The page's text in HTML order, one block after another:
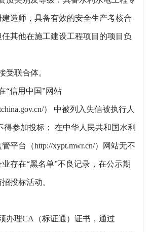
造师，具备有效的安全生产考核合
其他在施工建设工程项目的项目负
受联合体。
“信用中国”网站
） 中被列入失信被执行人
得参加投标； 在中华人民共和国水利
平台（http://xypt.mwr.cn/）网站无不
业存在“黑名单”不良记录，在公示期
投标活动。
办理CA（标证通）证书，通过